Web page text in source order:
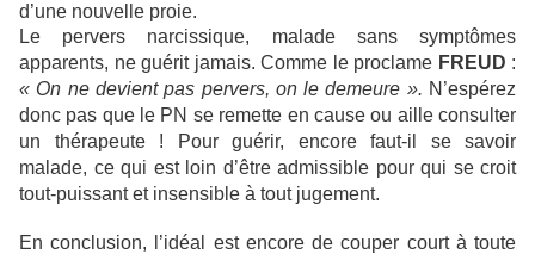
d’une nouvelle proie.
Le pervers narcissique, malade sans symptômes
apparents, ne guérit jamais. Comme le proclame FREUD :
« On ne devient pas pervers, on le demeure ». N’espérez
donc pas que le PN se remette en cause ou aille consulter
un thérapeute ! Pour guérir, encore faut-il se savoir
malade, ce qui est loin d’être admissible pour qui se croit
tout-puissant et insensible à tout jugement.
En conclusion, l’idéal est encore de couper court à toute